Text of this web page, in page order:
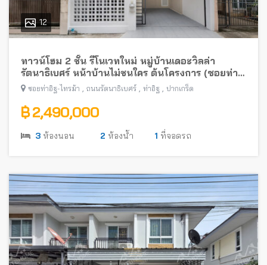
12
ทาวน์โฮม 2 ชั้น รีโนเวทใหม่ หมู่บ้านเดอะวิลล่า
รัตนาธิเบศร์ หน้าบ้านไม่ชนใคร ต้นโครงการ (ซอยท่า
อิฐ-ไทรม้า) พร้อมอยู่ ใกล้รถไฟฟ้าสายสีม่วง
ซอยท่าอิฐ-ไทรม้า , ถนนรัตนาธิเบศร์ , ท่าอิฐ , ปากเกร็ด
฿ 2,490,000
3 ห้องนอน 2 ห้องน้ำ 1 ที่จอดรถ